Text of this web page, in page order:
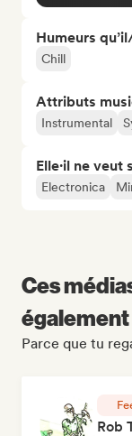
Humeurs
Chill
Attributs
Instrumental
Elle·il ne veut
Electronica
Ces
Parce que tu
Rob